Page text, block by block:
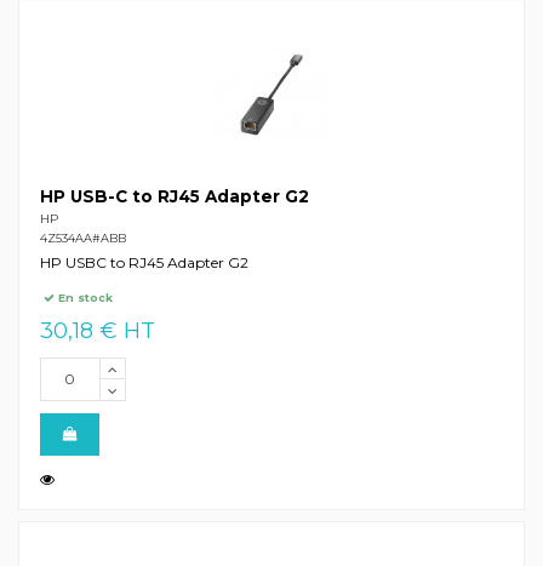
HP USB-C to RJ45 Adapter G2
HP
4Z534AA#ABB
HP USBC to RJ45 Adapter G2
En stock
30,18 € HT